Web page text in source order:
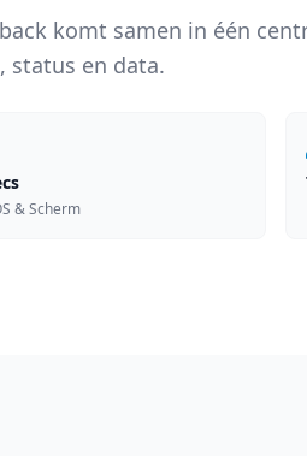
komt samen in één
status en data.
& Scherm